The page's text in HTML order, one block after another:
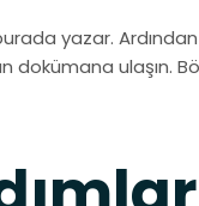
yazar.
dokümana ulaşın.